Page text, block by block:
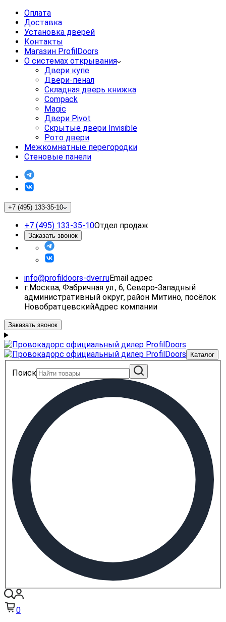
Оплата
Доставка
Установка дверей
Контакты
Магазин ProfilDoors
О системах открывания
Двери купе
Двери-пенал
Складная дверь книжка
Compack
Magic
Двери Pivot
Скрытые двери Invisible
Рото двери
Межкомнатные перегородки
Стеновые панели
+7 (495) 133-35-10
+7 (495) 133-35-10Отдел продаж
Заказать звонок
info@profildoors-dver.ruEmail адрес
г.Москва, Фабричная ул., 6, Северо-Западный
административный округ, район Митино, посёлок
НовобратцевскийАдрес компании
Заказать звонок
Каталог
Поиск
0